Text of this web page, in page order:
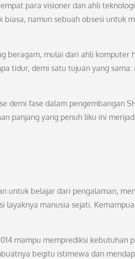
para visioner dan ahli
biasa, namun sebuah obsesi untuk
beragam, mulai dari ahli komputer
tidur, demi satu tujuan yang
demi fase dalam pengembangan
panjang yang penuh liku ini
untuk belajar dari pengalaman,
manusia sejati.
mampu memprediksi kebutuhan
begitu istimewa dan